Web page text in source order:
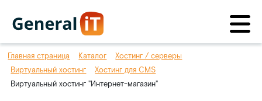
Главная страница Каталог
Хостинг / серверы
Виртуальный хостинг
Хостинг для CMS
Виртуальный хостинг "Интернет-магазин"